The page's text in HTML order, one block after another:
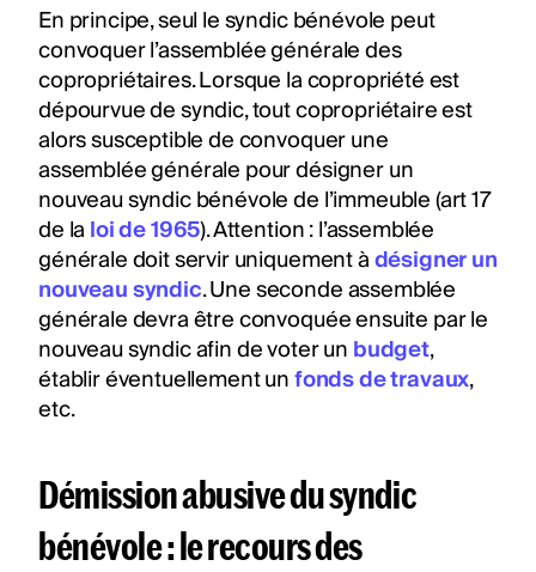
En principe, seul le syndic bénévole peut
convoquer l’assemblée générale des
copropriétaires. Lorsque la copropriété est
dépourvue de syndic, tout copropriétaire est
alors susceptible de convoquer une
assemblée générale pour désigner un
nouveau syndic bénévole de l’immeuble (art 17
de laloi de 1965). Attention : l’assemblée
générale doit servir uniquement àdésigner un
nouveau syndic. Une seconde assemblée
générale devra être convoquée ensuite par le
nouveau syndic afin de voter unbudget,
établir éventuellement unfonds de travaux,
etc.
Démission abusive du syndic
bénévole : le recours des